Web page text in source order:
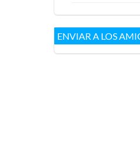
ENVIAR A LOS